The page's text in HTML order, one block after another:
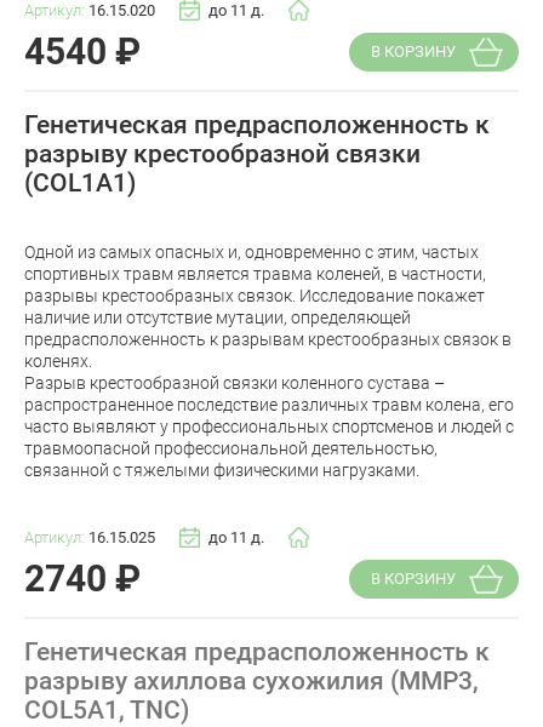
Артикул: 16.15.020 до 11 д.
4540 ₽ В КОРЗИНУ
Генетическая предрасположенность к
разрыву крестообразной связки
(COL1A1)
Одной из самых опасных и, одновременно с этим, частых
спортивных травм является травма коленей, в частности,
разрывы крестообразных связок. Исследование покажет
наличие или отсутствие мутации, определяющей
предрасположенность к разрывам крестообразных связок в
коленях.
Разрыв крестообразной связки коленного сустава –
распространенное последствие различных травм колена, его
часто выявляют у профессиональных спортсменов и людей с
травмоопасной профессиональной деятельностью,
связанной с тяжелыми физическими нагрузками.
Артикул: 16.15.025 до 11 д.
2740 ₽ В КОРЗИНУ
Генетическая предрасположенность к
разрыву ахиллова сухожилия (MMP3,
COL5A1, TNC)